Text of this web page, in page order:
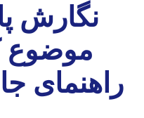
نگارش
موضوع
راهنمای